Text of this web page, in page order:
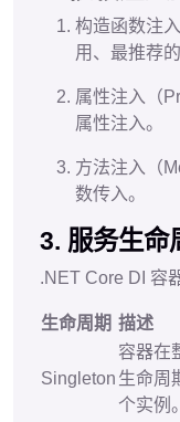
构造函数注
用、最推荐
属性注入（
属性注入。
方法注入（
数传入。
3. 服务生命
.NET Core DI 容
生命周期 描述
Singleton
容器在
生命周
个实例。